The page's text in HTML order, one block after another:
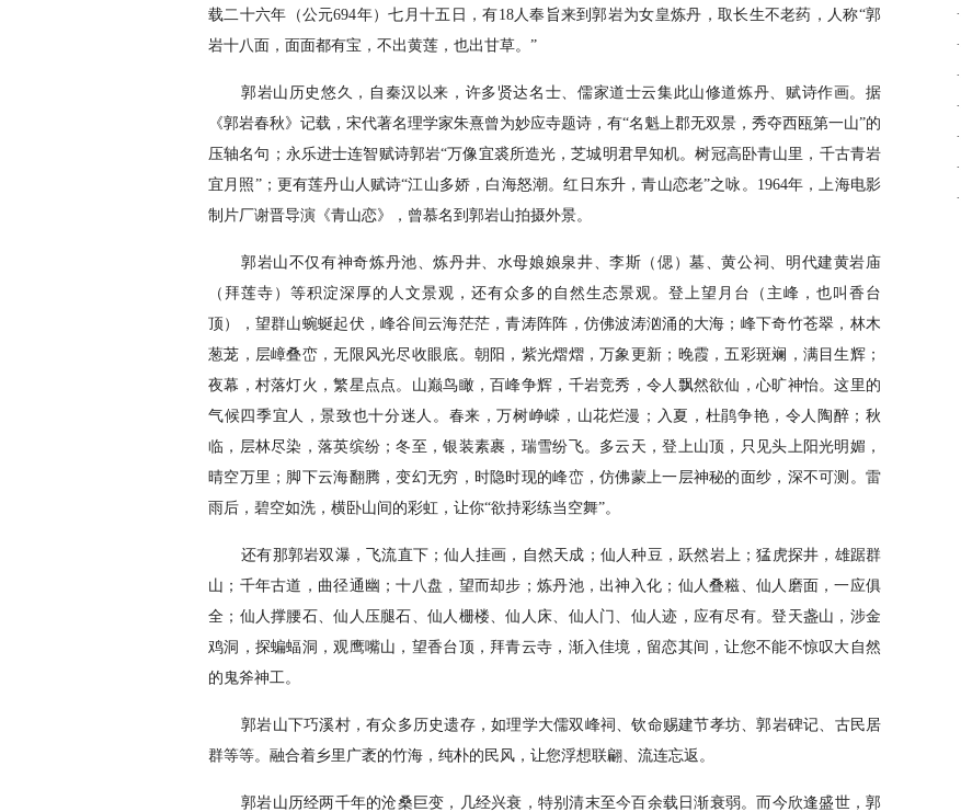
载二十六年（公元694年）七月十五日，有18人奉旨来到郭岩为女皇炼丹，取长生不老药，人称“郭
岩十八面，面面都有宝，不出黄莲，也出甘草。”
郭岩山历史悠久，自秦汉以来，许多贤达名士、儒家道士云集此山修道炼丹、赋诗作画。据
《郭岩春秋》记载，宋代著名理学家朱熹曾为妙应寺题诗，有“名魁上郡无双景，秀夺西瓯第一山”的
压轴名句；永乐进士连智赋诗郭岩“万像宜裘所造光，芝城明君早知机。树冠高卧青山里，千古青岩
宜月照”；更有莲丹山人赋诗“江山多娇，白海怒潮。红日东升，青山恋老”之咏。1964年，上海电影
制片厂谢晋导演《青山恋》，曾慕名到郭岩山拍摄外景。
郭岩山不仅有神奇炼丹池、炼丹井、水母娘娘泉井、李斯（偲）墓、黄公祠、明代建黄岩庙
（拜莲寺）等积淀深厚的人文景观，还有众多的自然生态景观。登上望月台（主峰，也叫香台
顶），望群山蜿蜒起伏，峰谷间云海茫茫，青涛阵阵，仿佛波涛汹涌的大海；峰下奇竹苍翠，林木
葱茏，层嶂叠峦，无限风光尽收眼底。朝阳，紫光熠熠，万象更新；晚霞，五彩斑斓，满目生辉；
夜幕，村落灯火，繁星点点。山巅鸟瞰，百峰争辉，千岩竞秀，令人飘然欲仙，心旷神怡。这里的
气候四季宜人，景致也十分迷人。春来，万树峥嵘，山花烂漫；入夏，杜鹃争艳，令人陶醉；秋
临，层林尽染，落英缤纷；冬至，银装素裹，瑞雪纷飞。多云天，登上山顶，只见头上阳光明媚，
晴空万里；脚下云海翻腾，变幻无穷，时隐时现的峰峦，仿佛蒙上一层神秘的面纱，深不可测。雷
雨后，碧空如洗，横卧山间的彩虹，让你“欲持彩练当空舞”。
还有那郭岩双瀑，飞流直下；仙人挂画，自然天成；仙人种豆，跃然岩上；猛虎探井，雄踞群
山；千年古道，曲径通幽；十八盘，望而却步；炼丹池，出神入化；仙人叠糍、仙人磨面，一应俱
全；仙人撑腰石、仙人压腿石、仙人栅楼、仙人床、仙人门、仙人迹，应有尽有。登天盏山，涉金
鸡洞，探蝙蝠洞，观鹰嘴山，望香台顶，拜青云寺，渐入佳境，留恋其间，让您不能不惊叹大自然
的鬼斧神工。
郭岩山下巧溪村，有众多历史遗存，如理学大儒双峰祠、钦命赐建节孝坊、郭岩碑记、古民居
群等等。融合着乡里广袤的竹海，纯朴的民风，让您浮想联翩、流连忘返。
郭岩山历经两千年的沧桑巨变，几经兴衰，特别清末至今百余载日渐衰弱。而今欣逢盛世，郭
·
·
·
·
·
·
·